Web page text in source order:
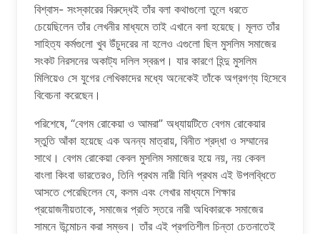
বিশ্বাস- সংস্কারের বিরুদ্ধেই তাঁর বলা কথাগুলো তুলে ধরতে
চেয়েছিলেন তাঁর লেখনীর মাধ্যমে তাই এখানে বলা হয়েছে। মূলত তাঁর
সাহিত্য কর্মগুলো খুব উঁচুদরের না হলেও এগুলো ছিল মুসলিম সমাজের
সংকট নিরসনের অকাট্য দলিল স্বরূপ। যার কারণে হিন্দু মুসলিম
মিলিয়েও সে যুগের লেখিকাদের মধ্যে অনেকেই তাঁকে অগ্রগণ্য হিসেবে
বিবেচনা করেছেন।
পরিশেষে, “বেগম রোকেয়া ও আমরা” অধ্যায়টিতে বেগম রোকেয়ার
স্তুতি আঁকা হয়েছে এক অনন্য মাত্রায়, বিনীত শ্রদ্ধা ও সম্মানের
সাথে। বেগম রোকেয়া কেবল মুসলিম সমাজের হয়ে নয়, নয় কেবল
বাংলা কিংবা ভারতেরও, তিনি প্রথম নারী যিনি প্রথম এই উপলব্ধিতে
আসতে পেরেছিলেন যে, কলম এবং লেখার মাধ্যমে শিক্ষার
প্রয়োজনীয়তাকে, সমাজের প্রতি স্তরে নারী অধিকারকে সমাজের
সামনে উন্মোচন করা সম্ভব। তাঁর এই প্রগতিশীল চিন্তা চেতনাতেই